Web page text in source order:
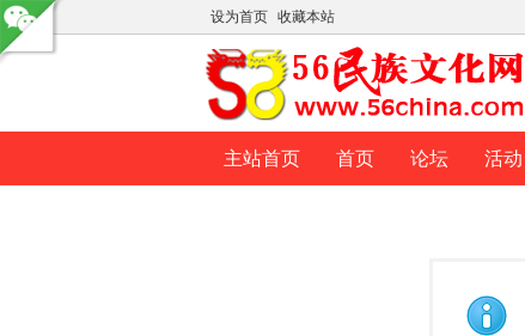
设为首页 收藏本站
主站首页 首页 论坛 活动